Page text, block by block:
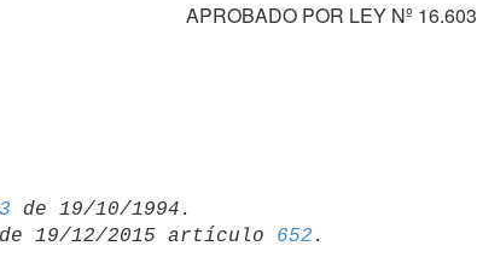
APROBADO POR LEY Nº 16.603
19/12/2015 artículo 652